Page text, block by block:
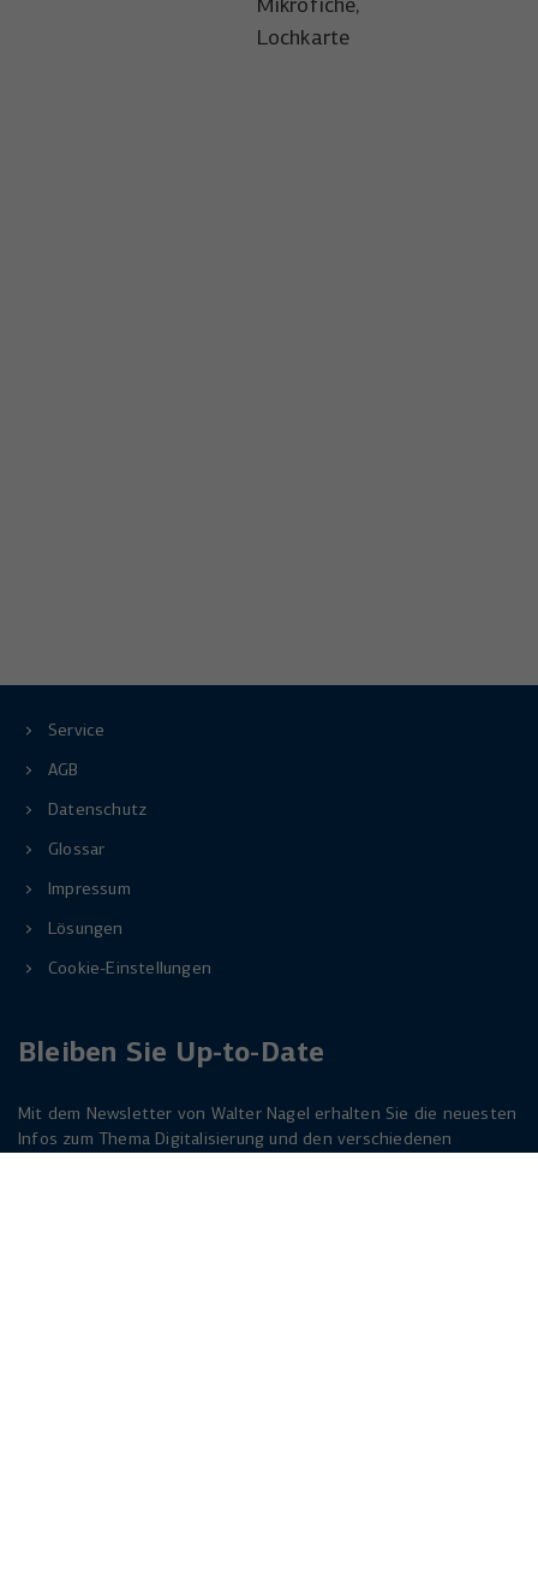
Lochkarte
Service
AGB
Datenschutz
Glossar
Impressum
Lösungen
Cookie-Einstellungen
Bleiben Sie Up-to-Date
Mit dem Newsletter von Walter Nagel erhalten Sie die neuesten
Infos zum Thema Digitalisierung und den verschiedenen